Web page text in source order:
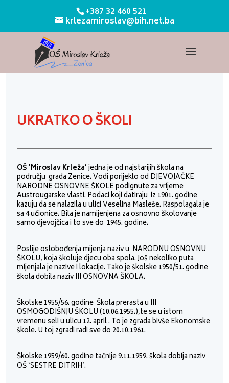
+387 32 460 521
krlezamiroslav@bih.net.ba
UKRATKO O ŠKOLI
OŠ ‘Miroslav Krleža’jedna je od najstarijih škola na
području grada Zenice. Vodi porijeklo od DJEVOJAČKE
NARODNE OSNOVNE ŠKOLE podignute za vrijeme
Austrougarske vlasti. Podaci koji datiraju iz 1901. godine
kazuju da se nalazila u ulici Veselina Masleše. Raspolagala je
sa 4 učionice. Bila je namijenjena za osnovno školovanje
samo djevojčica i to sve do 1945. godine.
Poslije oslobođenja mijenja naziv u NARODNU OSNOVNU
ŠKOLU, koja školuje djecu oba spola. Još nekoliko puta
mijenjala je nazive i lokacije. Tako je školske 1950/51. godine
škola dobila naziv III OSNOVNA ŠKOLA.
Školske 1955/56. godine Škola prerasta u III
OSMOGODIŠNJU ŠKOLU (10.06.1955.),te se u istom
vremenu seli u ulicu 12. april . To je zgrada bivše Ekonomske
škole. U toj zgradi radi sve do 20.10.1961.
Školske 1959/60. godine tačnije 9.11.1959. škola dobija naziv
OŠ ‘SESTRE DITRIH’.